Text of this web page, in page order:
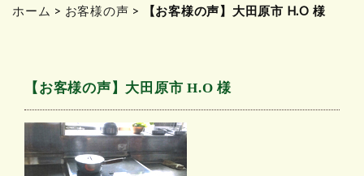
ホーム > お客様の声 > 【お客様の声】大田原市 H.O 様
【お客様の声】大田原市 H.O 様